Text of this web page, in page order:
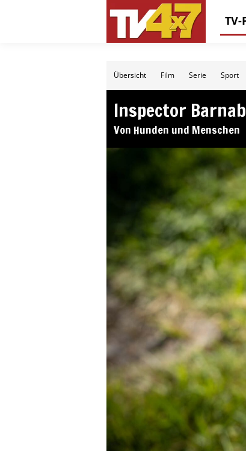
Übersicht Film Serie Sport
Inspector
Von Hunden und Menschen